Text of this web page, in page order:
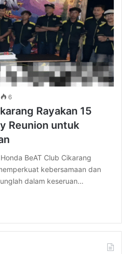
6
Rayakan 15
Reunion untuk
BeAT Club Cikarang
kebersamaan dan
dalam keseruan…